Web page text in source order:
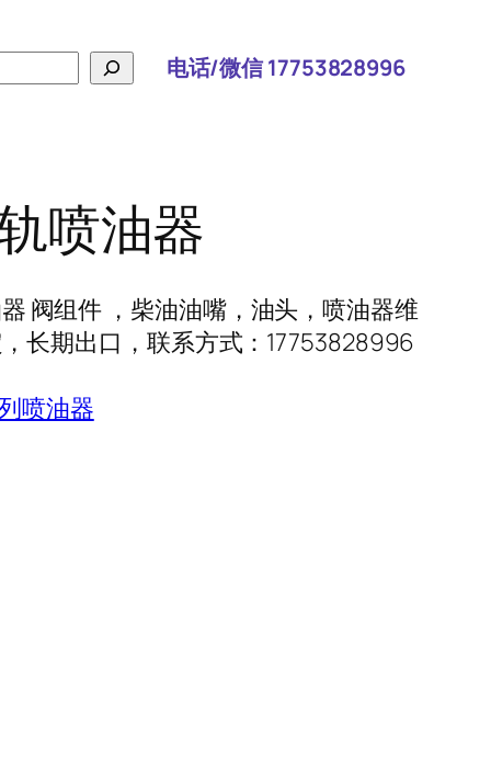
电话/微信 17753828996
喷油器
阀组件 ，柴油油嘴，油头，喷油器维
长期出口，联系方式：17753828996
喷油器